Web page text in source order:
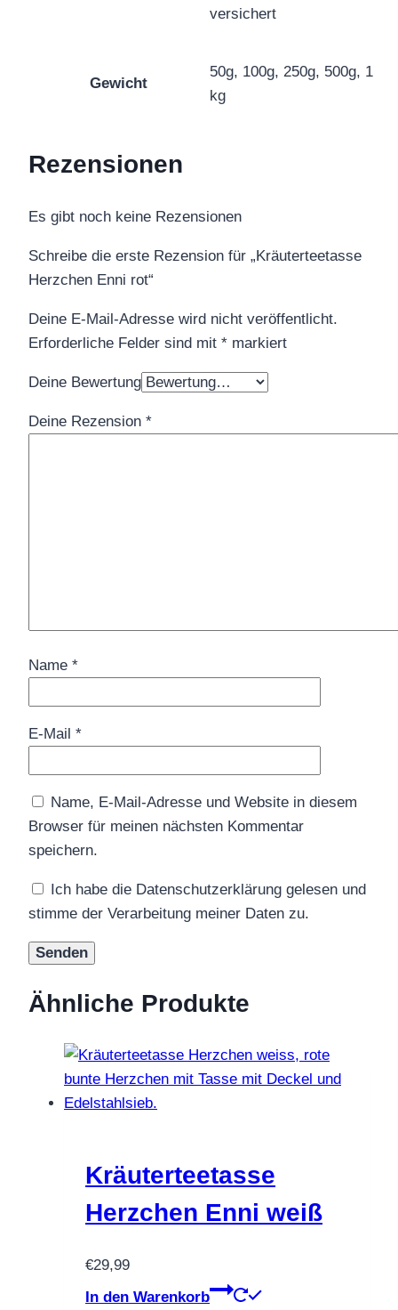
versichert
Gewicht
50g, 100g, 250g, 500g, 1
kg
Rezensionen
Es gibt noch keine Rezensionen
Schreibe die erste Rezension für „Kräuterteetasse
Herzchen Enni rot“
Deine E-Mail-Adresse wird nicht veröffentlicht.
Erforderliche Felder sind mit * markiert
Deine Bewertung
Deine Rezension *
Name *
E-Mail *
Name, E-Mail-Adresse und Website in diesem
Browser für meinen nächsten Kommentar
speichern.
Ich habe die Datenschutzerklärung gelesen und
stimme der Verarbeitung meiner Daten zu.
Ähnliche Produkte
Kräuterteetasse
Herzchen Enni weiß
€29,99
In den Warenkorb